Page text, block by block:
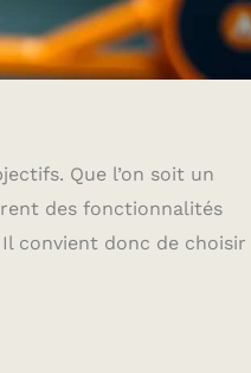
Que l’on soit un
des fonctionnalités
convient donc de choisir